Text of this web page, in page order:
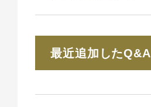
最近追加したQ&A